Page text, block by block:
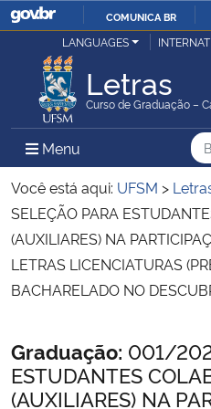
COMUNICA BR
Ministério da Justiça e Segurança Pública
Ministério da Defesa
Ministério das Relações Exteriores
Ministério da Economia
Ministério da Educação
LANGUAGES
Letras
Curso de Graduação –
Menu Menu Principal
Você está aqui: UFSM >
SELEÇÃO PARA
(AUXILIARES) NA
LETRAS LICENCIATURAS
BACHARELADO NO
Início do conteúdo
Graduação: 001/
ESTUDANTES
(AUXILIARES) NA